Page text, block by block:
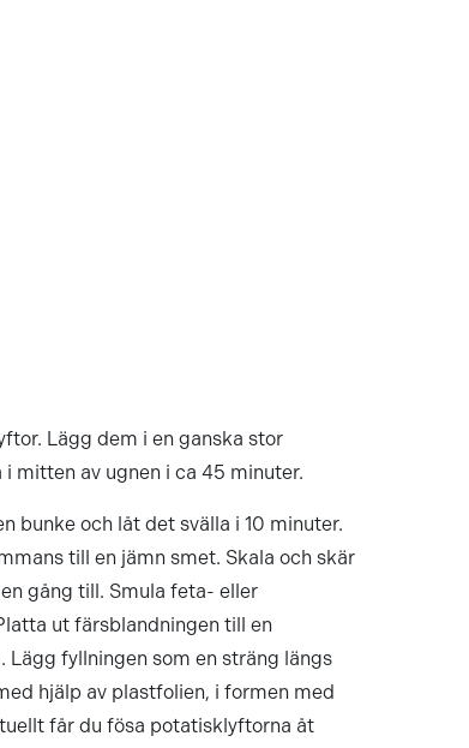
Lägg dem i en ganska stor
mitten av ugnen i ca 45 minuter.
bunke och låt det svälla i 10 minuter.
till en jämn smet. Skala och skär
gång till. Smula feta- eller
ut färsblandningen till en
fyllningen som en sträng längs
hjälp av plastfolien, i formen med
får du fösa potatisklyftorna åt